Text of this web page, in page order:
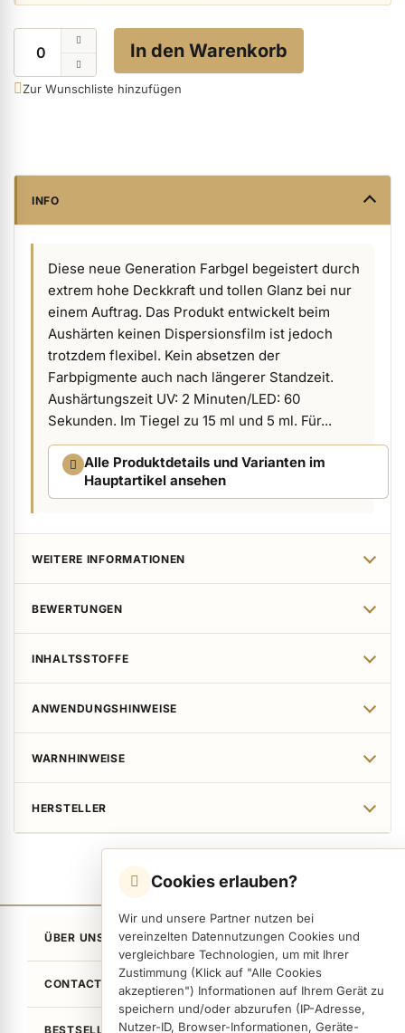
Cookies erlauben?
Wir und unsere Partner nutzen bei
vereinzelten Datennutzungen Cookies und
vergleichbare Technologien, um mit Ihrer
Zustimmung (Klick auf "Alle Cookies
akzeptieren") Informationen auf Ihrem Gerät zu
speichern und/oder abzurufen (IP-Adresse,
Nutzer-ID, Browser-Informationen, Geräte-
Skintrix anzeigen
Hand- & Körperpflege anzeigen
Kundenpräsente anzeigen
In den Warenkorb
Zur Wunschliste hinzufügen
INFO
Diese neue Generation Farbgel begeistert durch
extrem hohe Deckkraft und tollen Glanz bei nur
einem Auftrag. Das Produkt entwickelt beim
Aushärten keinen Dispersionsfilm ist jedoch
trotzdem flexibel. Kein absetzen der
Farbpigmente auch nach längerer Standzeit.
Aushärtungszeit UV: 2 Minuten/LED: 60
Sekunden. Im Tiegel zu 15 ml und 5 ml. Für...
Alle Produktdetails und Varianten im
Hauptartikel ansehen
WEITERE INFORMATIONEN
BEWERTUNGEN
INHALTSSTOFFE
ANWENDUNGSHINWEISE
WARNHINWEISE
HERSTELLER
ÜBER UNS
CONTACT
BESTSELLER